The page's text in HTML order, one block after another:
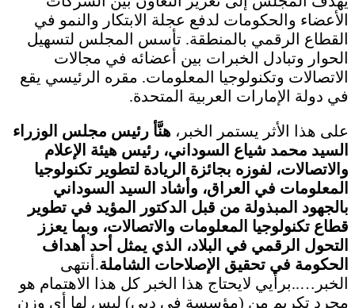
الأعضاء والحكومات لدفع عجلة الابتكار والنمو في
القطاع الرقمي بالمنطقة. تأسس المجلس لتسهيل
الحوار وتبادل الخبرات بين أعضائه في مجالات
الاتصالات وتكنولوجيا المعلومات. مقره الرئيسي يقع
في دولة الإمارات العربية المتحدة.
على هذا الأثر يستمر الخبر، هنَّأ رئيس مجلس الوزراء
السيد محمد شياع السوداني، رئيس هيئة الإعلام
والاتصالات، لفوزه بجائزة الريادة لتطوير تكنولوجيا
المعلومات في العراق، وأشاد السيد السوداني
بالجهود المبذولة من قبل الدكتور المؤيد في تطوير
قطاع تكنولوجيا المعلومات والاتصالات، وبما يعزز
التحول الرقمي في البلاد، الذي يمثل أحد أهداف
الحكومة في تحقيق الإصلاحات الشاملة.أنتهى
الخبر…..برأيي لايحتاج هذا الخبر كل هذا الاهتمام هو
مجرد تكريم من (مؤسسة في دبي) ليس لها أي وزن